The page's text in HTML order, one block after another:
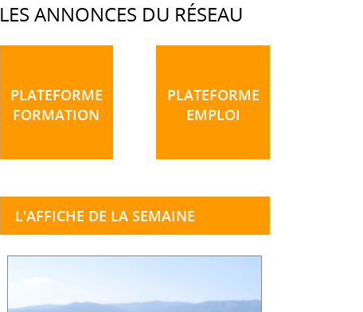
LES ANNONCES DU RÉSEAU
PLATEFORME
FORMATION
PLATEFORME
EMPLOI
L'AFFICHE DE LA SEMAINE